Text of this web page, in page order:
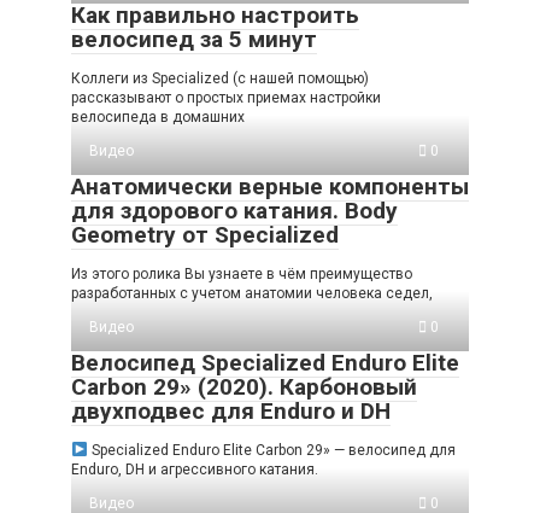
Как правильно настроить
велосипед за 5 минут
Коллеги из Specialized (с нашей помощью)
рассказывают о простых приемах настройки
велосипеда в домашних
Видео
0
Анатомически верные компоненты
для здорового катания. Body
Geometry от Specialized
Из этого ролика Вы узнаете в чём преимущество
разработанных с учетом анатомии человека седел,
Видео
0
Велосипед Specialized Enduro Elite
Carbon 29» (2020). Карбоновый
двухподвес для Enduro и DH
Specialized Enduro Elite Carbon 29» — велосипед для
Enduro, DH и агрессивного катания.
Видео
0